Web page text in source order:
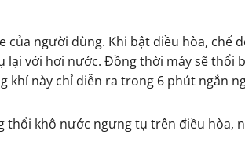
người dùng. Khi bật điều hòa, chế
với hơi nước. Đồng thời máy sẽ thổi
khí này chỉ diễn ra trong 6 phút ngắn
thổi khô nước ngưng tụ trên điều hòa,